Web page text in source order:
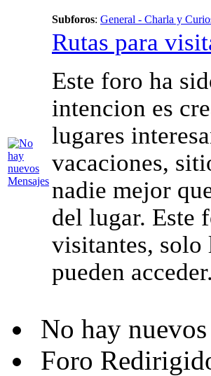
Subforos: General - Charla y
Rutas para
Este foro ha
intencion es
lugares
vacaciones,
nadie mejor
del lugar. Este
visitantes, solo
pueden acceder.
No hay
Foro